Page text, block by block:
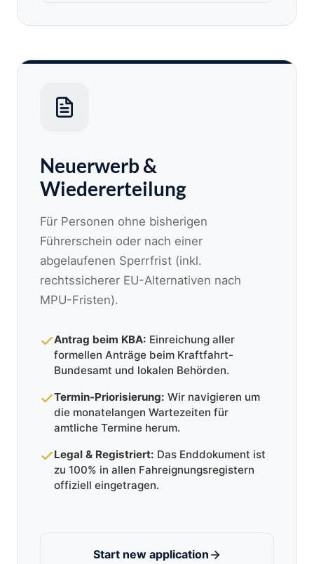
Neuerwerb &
Wiedererteilung
Für Personen ohne bisherigen
Führerschein oder nach einer
abgelaufenen Sperrfrist (inkl.
rechtssicherer EU-Alternativen nach
MPU-Fristen).
Antrag beim KBA: Einreichung aller
formellen Anträge beim Kraftfahrt-
Bundesamt und lokalen Behörden.
Termin-Priorisierung: Wir navigieren um
die monatelangen Wartezeiten für
amtliche Termine herum.
Legal & Registriert: Das Enddokument ist
zu 100% in allen Fahreignungsregistern
offiziell eingetragen.
Start new application